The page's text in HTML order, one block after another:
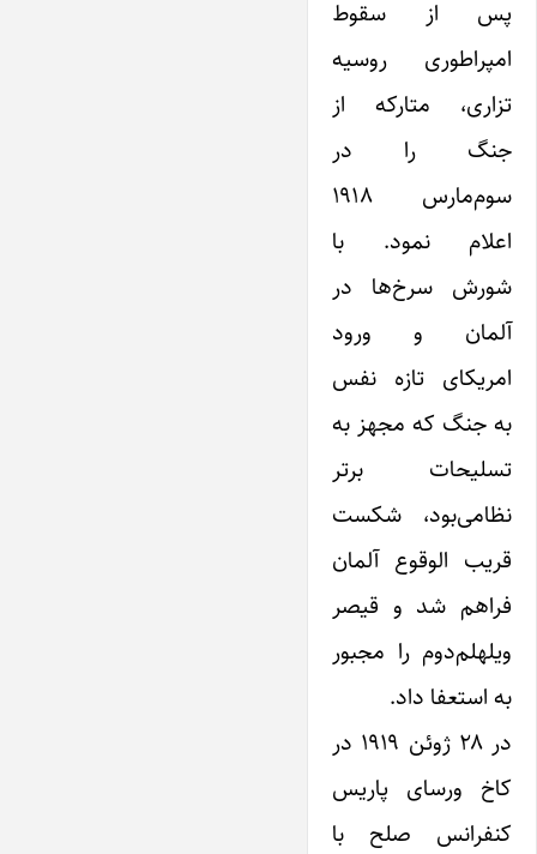
پس از سقوط
امپراطوری روسیه
تزاری، متارکه از
جنگ را در
سوم‌مارس ۱۹۱۸
اعلام‌ نمود. با
شورش سرخ‌ها در
آلمان و ورود
امریکای تازه نفس
به جنگ که مجهز به
تسلیحات برتر
نظامی‌بود، شکست
قریب الوقوع آلمان
فراهم شد و قیصر
ویلهلم‌دوم را مجبور
به استعفا داد.
در ۲۸ ژوئن ۱۹۱۹ در
کاخ ورسای پاریس
کنفرانس صلح با